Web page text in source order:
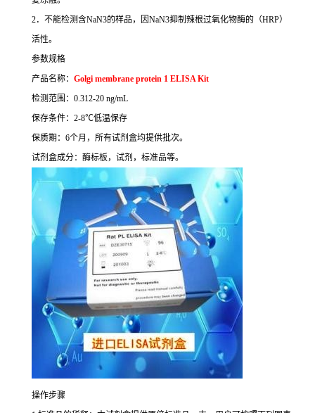
2．不能检测含NaN3的样品，因NaN3抑制辣根过氧化物酶的（HRP）
活性。
参数规格
产品名称： Golgi membrane protein 1 ELISA Kit
检测范围： 0.312-20 ng/mL
保存条件： 2-8℃低温保存
保质期： 6个月，所有试剂盒均提供批次。
试剂盒成分：酶标板，试剂，标准品等。
操作步骤